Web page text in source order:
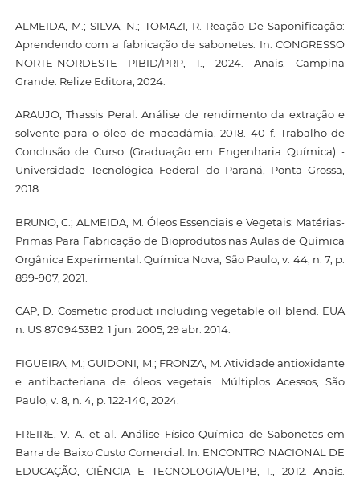
ALMEIDA, M.; SILVA, N.; TOMAZI, R. Reação De Saponificação:
Aprendendo com a fabricação de sabonetes. In: CONGRESSO
NORTE-NORDESTE PIBID/PRP, 1., 2024. Anais. Campina
Grande: Relize Editora, 2024.
ARAUJO, Thassis Peral. Análise de rendimento da extração e
solvente para o óleo de macadâmia. 2018. 40 f. Trabalho de
Conclusão de Curso (Graduação em Engenharia Química) -
Universidade Tecnológica Federal do Paraná, Ponta Grossa,
2018.
BRUNO, C.; ALMEIDA, M. Óleos Essenciais e Vegetais: Matérias-
Primas Para Fabricação de Bioprodutos nas Aulas de Química
Orgânica Experimental. Química Nova, São Paulo, v. 44, n. 7, p.
899-907, 2021.
CAP, D. Cosmetic product including vegetable oil blend. EUA
n. US 8709453B2. 1 jun. 2005, 29 abr. 2014.
FIGUEIRA, M.; GUIDONI, M.; FRONZA, M. Atividade antioxidante
e antibacteriana de óleos vegetais. Múltiplos Acessos, São
Paulo, v. 8, n. 4, p. 122-140, 2024.
FREIRE, V. A. et al. Análise Físico-Química de Sabonetes em
Barra de Baixo Custo Comercial. In: ENCONTRO NACIONAL DE
EDUCAÇÃO, CIÊNCIA E TECNOLOGIA/UEPB, 1., 2012. Anais.